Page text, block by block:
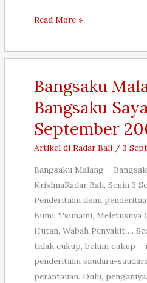
Say
to
10
September
2007
Read More »
Bangsaku
Bangsaku
September
Artikel di Radar Bali /3
Bangsaku Malang –
KrishnaRadar Bali, Senin 3
Penderitaan demi
Bumi, Tsunami, Meletusnya
Hutan, Wabah Penyakit….
tidak cukup, belum cukup –
penderitaan saudara-
perantauan. Dulu,